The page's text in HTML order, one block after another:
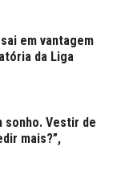
em vantagem
da Liga
sonho. Vestir de
mais?”,